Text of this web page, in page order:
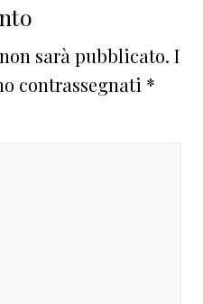
sarà pubblicato. I
contrassegnati *